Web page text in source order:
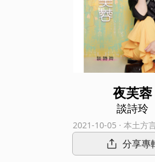
夜芙蓉
談詩玲
2021-10-05 · 本土方
分享專